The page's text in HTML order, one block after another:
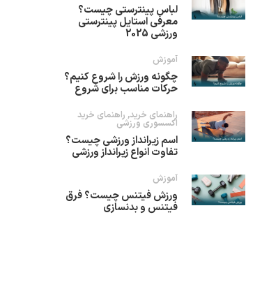
لباس پینترستی چیست؟
معرفی استایل پینترستی
ورزشی 2025
آموزش
چگونه ورزش را شروع کنیم؟
حرکات مناسب برای شروع
راهنمای خرید, راهنمای خرید
اکسسوری ورزشی
اسم زیرانداز ورزشی چیست؟
تفاوت انواع زیرانداز ورزشی
آموزش
ورزش فیتنس چیست؟ فرق
فیتنس و بدنسازی